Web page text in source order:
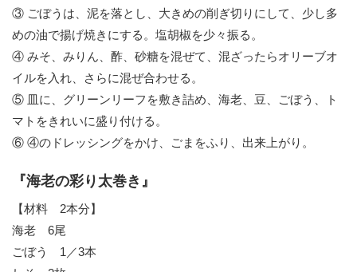
③ ごぼうは、泥を落とし、大きめの削ぎ切りにして、少し多
めの油で揚げ焼きにする。塩胡椒を少々振る。
④ みそ、みりん、酢、砂糖を混ぜて、混ざったらオリーブオ
イルを入れ、さらに混ぜ合わせる。
⑤ 皿に、グリーンリーフを敷き詰め、海老、豆、ごぼう、ト
マトをきれいに盛り付ける。
⑥ ④のドレッシングをかけ、ごまをふり、出来上がり。
『海老の彩り太巻き』
【材料 2本分】
海老 6尾
ごぼう 1／3本